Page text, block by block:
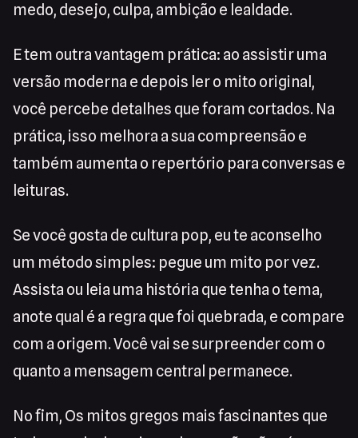
medo, desejo, culpa, ambição e lealdade.
E tem outra vantagem prática: ao assistir uma
versão moderna e depois ler o mito original,
você percebe detalhes que foram cortados. Na
prática, isso melhora a sua compreensão e
também aumenta o repertório para conversas e
leituras.
Se você gosta de cultura pop, eu te aconselho
um método simples: pegue um mito por vez.
Assista ou leia uma história que tenha o tema,
anote qual é a regra que foi quebrada, e compare
com a origem. Você vai se surpreender com o
quanto a mensagem central permanece.
No fim, Os mitos gregos mais fascinantes que